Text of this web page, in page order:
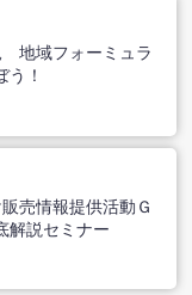
地域フォーミュラ
う！
売情報提供活動Ｇ
解説セミナー